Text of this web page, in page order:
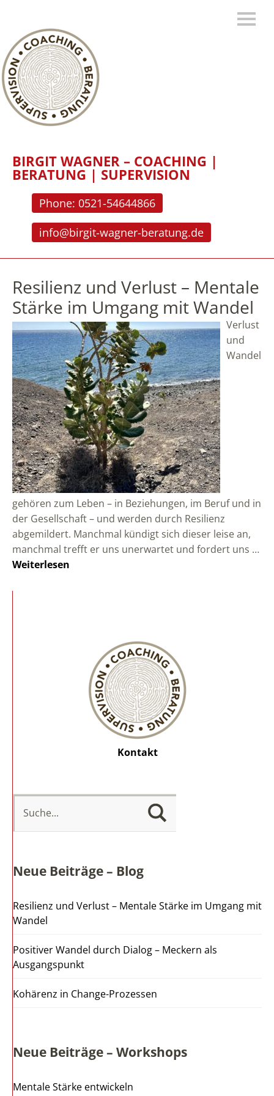
BIRGIT WAGNER – COACHING |
BERATUNG | SUPERVISION
Phone: 0521-54644866
info@birgit-wagner-beratung.de
Resilienz und Verlust – Mentale
Stärke im Umgang mit Wandel
Verlust
und
Wandel
gehören zum Leben – in Beziehungen, im Beruf und in
der Gesellschaft – und werden durch Resilienz
abgemildert. Manchmal kündigt sich dieser leise an,
manchmal trefft er uns unerwartet und fordert uns …
Weiterlesen
Kontakt
Neue Beiträge – Blog
Resilienz und Verlust – Mentale Stärke im Umgang mit
Wandel
Positiver Wandel durch Dialog – Meckern als
Ausgangspunkt
Kohärenz in Change-Prozessen
Neue Beiträge – Workshops
Mentale Stärke entwickeln